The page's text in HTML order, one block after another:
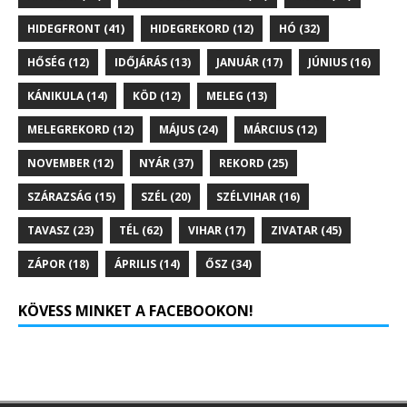
HIDEGFRONT (41) HIDEGREKORD (12) HÓ (32)
HŐSÉG (12) IDŐJÁRÁS (13) JANUÁR (17) JÚNIUS (16)
KÁNIKULA(14) KÖD (12) MELEG (13)
MELEGREKORD (12) MÁJUS (24) MÁRCIUS (12)
NOVEMBER (12) NYÁR (37) REKORD (25)
SZÁRAZSÁG (15) SZÉL (20) SZÉLVIHAR (16)
TAVASZ (23) TÉL (62) VIHAR (17) ZIVATAR (45)
ZÁPOR (18) ÁPRILIS (14) ŐSZ (34)
KÖVESS MINKET A FACEBOOKON!